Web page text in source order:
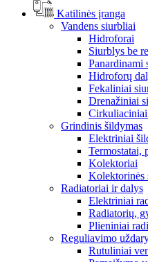
Katilinės įranga
Vandens siurbliai
Hidroforai
Siurblys be
Panardinami
Hidroforų
Fekaliniai
Drenažiniai
Grindinis šildymas
Elektriniai
Termostatai,
Kolektoriai
Kolektorinės
Radiatoriai ir dalys
Elektriniai
Radiatorių,
Plieniniai
Reguliavimo
Rutuliniai